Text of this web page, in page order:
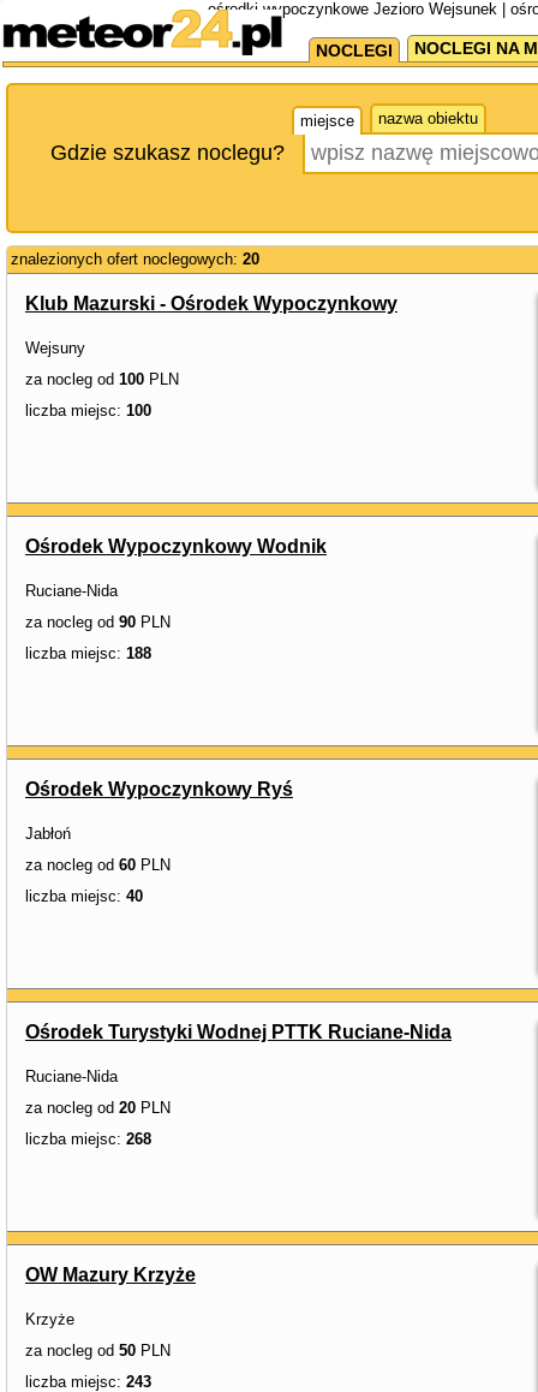
ośrodki wypoczynkowe Jezioro Wejsunek |
NOCLEGI NOCLEGI NA
miejsce nazwa obiektu
Gdzie szukasz noclegu?
znalezionych ofert noclegowych: 20
Klub Mazurski - Ośrodek Wypoczynkowy
Wejsuny
za nocleg od 100 PLN
liczba miejsc: 100
Ośrodek Wypoczynkowy Wodnik
Ruciane-Nida
za nocleg od 90 PLN
liczba miejsc: 188
Ośrodek Wypoczynkowy Ryś
Jabłoń
za nocleg od 60 PLN
liczba miejsc: 40
Ośrodek Turystyki Wodnej PTTK Ruciane-Nida
Ruciane-Nida
za nocleg od 20 PLN
liczba miejsc: 268
OW Mazury Krzyże
Krzyże
za nocleg od 50 PLN
liczba miejsc: 243